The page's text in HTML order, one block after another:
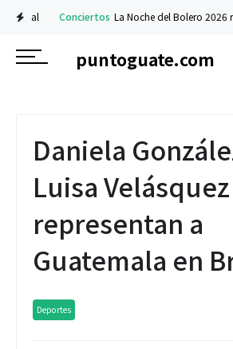
Conciertos La Noche del Bolero 2026
puntoguate.com
Daniela
Luisa Velásquez
representan a
Guatemala en
Deportes